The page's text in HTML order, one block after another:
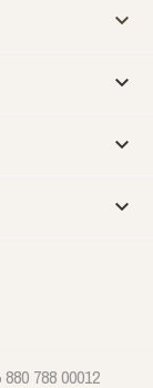




788 00012